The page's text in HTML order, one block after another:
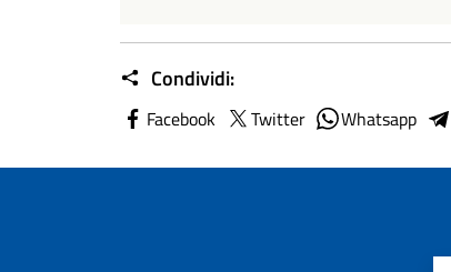
Condividi:
Facebook Twitter Whatsapp